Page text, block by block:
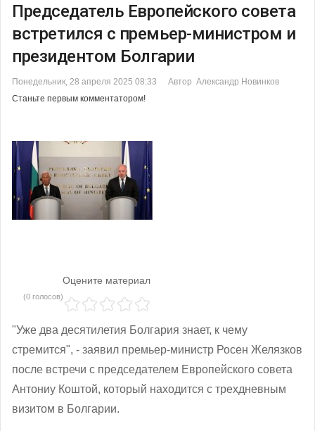
Председатель Европейского совета
встретился с премьер-министром и
президентом Болгарии
Понедельник, 28 апреля 2025 08:33
Автор Александр Новинков
Станьте первым комментатором!
Оцените материал
(0 голосов)
"Уже два десятилетия Болгария знает, к чему
стремится", - заявил премьер-министр Росен Желязков
после встречи с председателем Европейского совета
Антониу Коштой, который находится с трехдневным
визитом в Болгарии.